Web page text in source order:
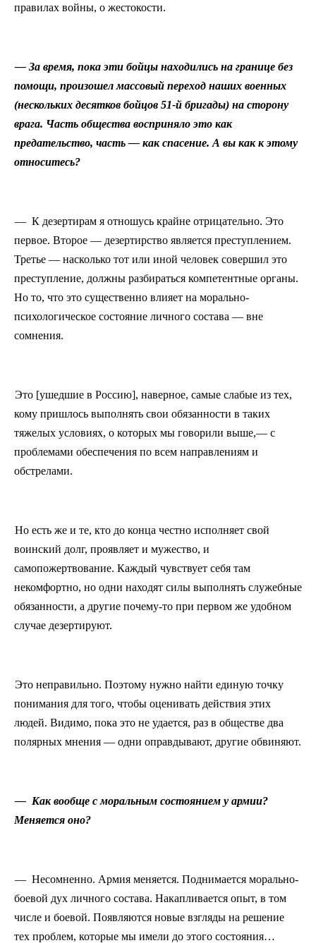
правилах войны, о жестокости.
— За время, пока эти бойцы находились на границе без
помощи, произошел массовый переход наших военных
(нескольких десятков бойцов 51‑й бригады) на сторону
врага. Часть общества восприняло это как
предательство, часть — как спасение. А вы как к этому
относитесь?
— К дезертирам я отношусь крайне отрицательно. Это
первое. Второе — дезертирство является преступлением.
Третье — насколько тот или иной человек совершил это
преступление, должны разбираться компетентные органы.
Но то, что это существенно влияет на морально-
психологическое состояние личного состава — вне
сомнения.
Это [ушедшие в Россию], наверное, самые слабые из тех,
кому пришлось выполнять свои обязанности в таких
тяжелых условиях, о которых мы говорили выше,— с
проблемами обеспечения по всем направлениям и
обстрелами.
Но есть же и те, кто до конца честно исполняет свой
воинский долг, проявляет и мужество, и
самопожертвование. Каждый чувствует себя там
некомфортно, но одни находят силы выполнять служебные
обязанности, а другие почему‑то при первом же удобном
случае дезертируют.
Это неправильно. Поэтому нужно найти единую точку
понимания для того, чтобы оценивать действия этих
людей. Видимо, пока это не удается, раз в обществе два
полярных мнения — одни оправдывают, другие обвиняют.
— Как вообще с моральным состоянием у армии?
Меняется оно?
— Несомненно. Армия меняется. Поднимается морально-
боевой дух личного состава. Накапливается опыт, в том
числе и боевой. Появляются новые взгляды на решение
тех проблем, которые мы имели до этого состояния…